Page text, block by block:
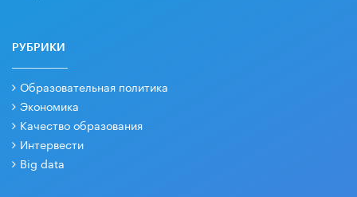
РУБРИКИ
Образовательная политика
Экономика
Качество образования
Интервести
Big data